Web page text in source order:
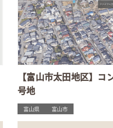
【富山市太田地区】コ
号地
富山県 富山市